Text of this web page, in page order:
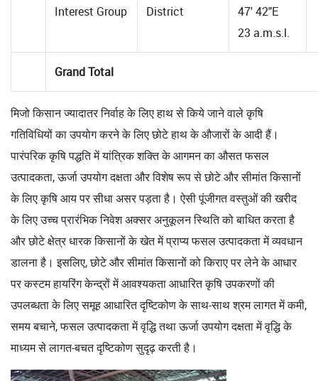
Interest Group
District
47' 42"E
23 a.m.s.l.
Grand Total
मिजो किसान ज्यादातर निर्वाह के लिए हाथ से किये जाने वाले कृषि
गतिविधियों का उपयोग करने के लिए छोटे हाथ के औजारों के आदी हैं।
पारंपरिक कृषि पद्धति में यांत्रिक शक्ति के आगमन का औसत फसल
उत्पादकता, ऊर्जा उपयोग दक्षता और विशेष रूप से छोटे और सीमांत किसानों
के लिए कृषि आय पर सीधा असर पड़ता है। ऐसी पूंजीगत वस्तुओं की खरीद
के लिए उच्च प्रारंभिक निवेश अक्सर अनुकूलन स्थिति को बाधित करता है
और छोटे क्षेत्र धारक किसानों के खेत में प्राप्य फसल उत्पादकता में व्यवधान
डालना है। इसलिए, छोटे और सीमांत किसानों को किराए पर लेने के आधार
पर कस्टम हायरिंग केन्द्रों में आवश्यकता आधारित कृषि उपकरणों की
उपलब्धता के लिए समूह आधारित दृष्टिकोण के साथ-साथ श्रम लागत में कमी,
समय बचाने, फसल उत्पादकता में वृद्धि तथा ऊर्जा उपयोग दक्षता में वृद्धि के
माध्यम से लागत-बचत दृष्टिकोण सुदृढ़ करती है।